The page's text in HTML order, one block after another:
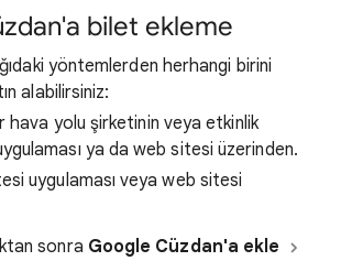
bilet ekleme
yöntemlerden herhangi birini
alabilirsiniz:
hava yolu şirketinin veya etkinlik
ya da web sitesi üzerinden.
uygulaması veya web sitesi
sonra Google Cüzdan'a ekle